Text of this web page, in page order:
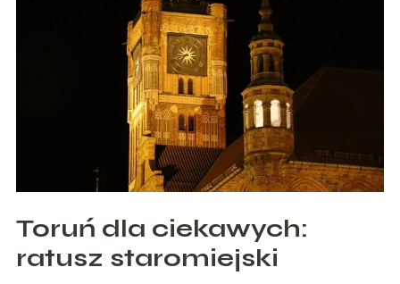
Toruń dla ciekawych:
ratusz staromiejski